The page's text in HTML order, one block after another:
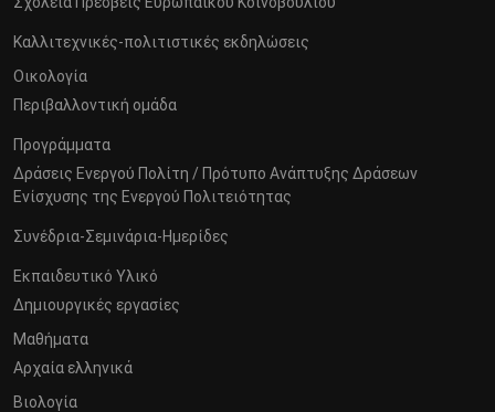
Καλλιτεχνικές-πολιτιστικές εκδηλώσεις
Οικολογία
Περιβαλλοντική ομάδα
Προγράμματα
Δράσεις Ενεργού Πολίτη / Πρότυπο Ανάπτυξης Δράσεων
Ενίσχυσης της Ενεργού Πολιτειότητας
Συνέδρια-Σεμινάρια-Ημερίδες
Εκπαιδευτικό Υλικό
Δημιουργικές εργασίες
Μαθήματα
Αρχαία ελληνικά
Βιολογία